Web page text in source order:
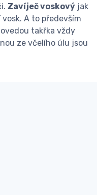
Zavíječ voskový jak
A to především
takřka vždy
ze včelího úlu jsou